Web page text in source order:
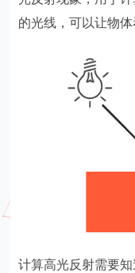
的光线，可以让物
计算高光反射需要